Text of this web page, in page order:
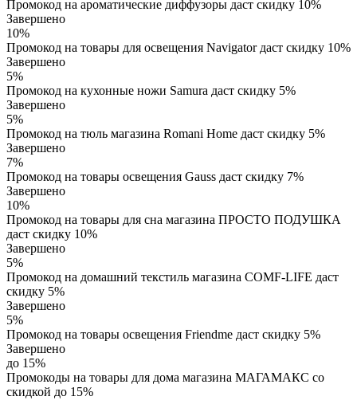
Промокод на ароматические диффузоры даст скидку 10%
Завершено
10%
Промокод на товары для освещения Navigator даст скидку 10%
Завершено
5%
Промокод на кухонные ножи Samura даст скидку 5%
Завершено
5%
Промокод на тюль магазина Romani Home даст скидку 5%
Завершено
7%
Промокод на товары освещения Gauss даст скидку 7%
Завершено
10%
Промокод на товары для сна магазина ПРОСТО ПОДУШКА
даст скидку 10%
Завершено
5%
Промокод на домашний текстиль магазина COMF-LIFE даст
скидку 5%
Завершено
5%
Промокод на товары освещения Friendme даст скидку 5%
Завершено
до 15%
Промокоды на товары для дома магазина МАГАМАКС со
скидкой до 15%